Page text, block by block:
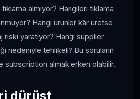
almıyor? Hangileri tıklama
Hangi ürünler kâr üretse
riski yaratıyor? Hangi supplier
nedeniyle tehlikeli? Bu soruların
subscription almak erken olabilir.
dürüst